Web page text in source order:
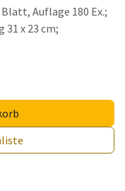
Auflage 180 Ex.;
31 x 23 cm;